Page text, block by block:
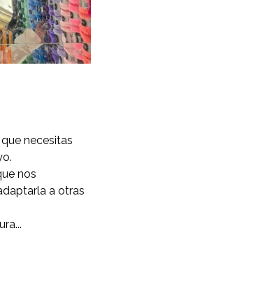
necesitas
nos
a otras